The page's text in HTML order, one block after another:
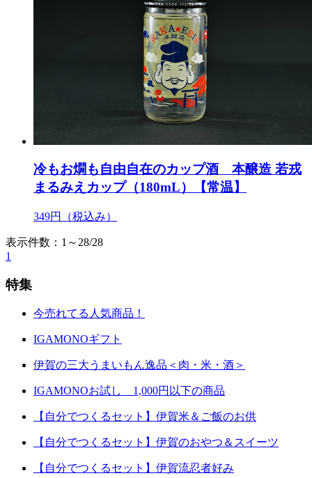
冷もお燗も自由自在のカップ酒 本醸造 若戎
まるみえカップ（180mL）【常温】
349円 （税込み）
表示件数：1～28/28
1
特集
今売れてる人気商品！
IGAMONOギフト
伊賀の三大うまいもん逸品＜肉・米・酒＞
IGAMONOお試し 1,000円以下の商品
【自分でつくるセット】伊賀米＆ご飯のお供
【自分でつくるセット】伊賀のおやつ＆スイーツ
【自分でつくるセット】伊賀流忍者好み